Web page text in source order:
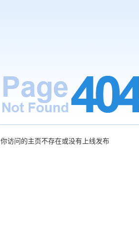
你访问的主页不存在或没有上线发布